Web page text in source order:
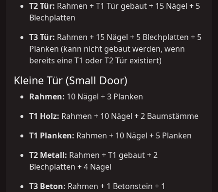
T2 Tür: Rahmen + T1 Tür gebaut + 15 Nägel + 5
Blechplatten
T3 Tür: Rahmen + 15 Nägel + 5 Blechplatten + 5
Planken (kann nicht gebaut werden, wenn
bereits eine T1 oder T2 Tür existiert)
Kleine Tür (Small Door)
Rahmen: 10 Nägel + 3 Planken
T1 Holz: Rahmen + 10 Nägel + 2 Baumstämme
T1 Planken: Rahmen + 10 Nägel + 5 Planken
T2 Metall: Rahmen + T1 gebaut + 2
Blechplatten + 4 Nägel
T3 Beton: Rahmen + 1 Betonstein + 1